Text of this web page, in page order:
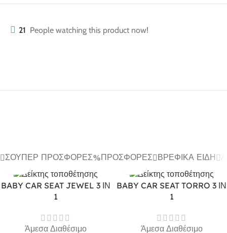
21 People watching this product now!
ΣΟΎΠΕΡ ΠΡΟΣΦΟΡΈΣ ΠΡΟΣΦΟΡΈΣ ΒΡΕΦΙΚΆ ΕΊΔΗ
BABY CAR SEAT JEWEL 3 ΙΝ
1
Άμεσα Διαθέσιμο
BABY CAR SEAT TORRO 3 ΙΝ
1
Άμεσα Διαθέσιμο